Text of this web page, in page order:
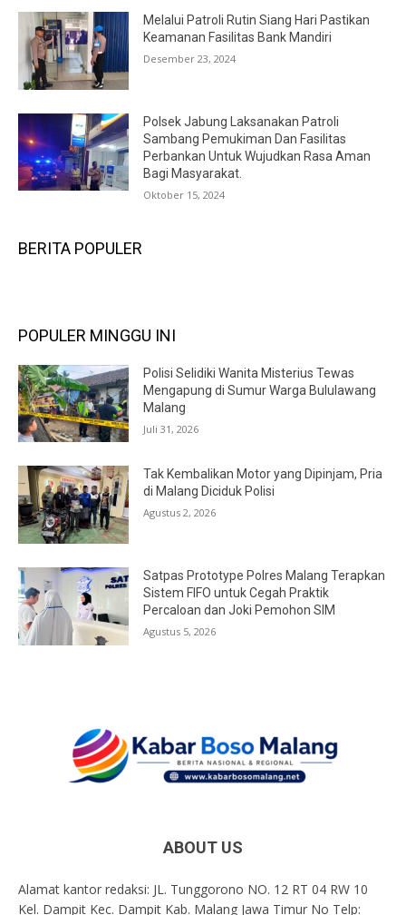
Melalui Patroli Rutin Siang Hari Pastikan
Keamanan Fasilitas Bank Mandiri
Desember 23, 2024
Polsek Jabung Laksanakan Patroli
Sambang Pemukiman Dan Fasilitas
Perbankan Untuk Wujudkan Rasa Aman
Bagi Masyarakat.
Oktober 15, 2024
BERITA POPULER
POPULER MINGGU INI
Polisi Selidiki Wanita Misterius Tewas
Mengapung di Sumur Warga Bululawang
Malang
Juli 31, 2026
Tak Kembalikan Motor yang Dipinjam, Pria
di Malang Diciduk Polisi
Agustus 2, 2026
Satpas Prototype Polres Malang Terapkan
Sistem FIFO untuk Cegah Praktik
Percaloan dan Joki Pemohon SIM
Agustus 5, 2026
ABOUT US
Alamat kantor redaksi: JL. Tunggorono NO. 12 RT 04 RW 10
Kel. Dampit Kec. Dampit Kab. Malang Jawa Timur No Telp: